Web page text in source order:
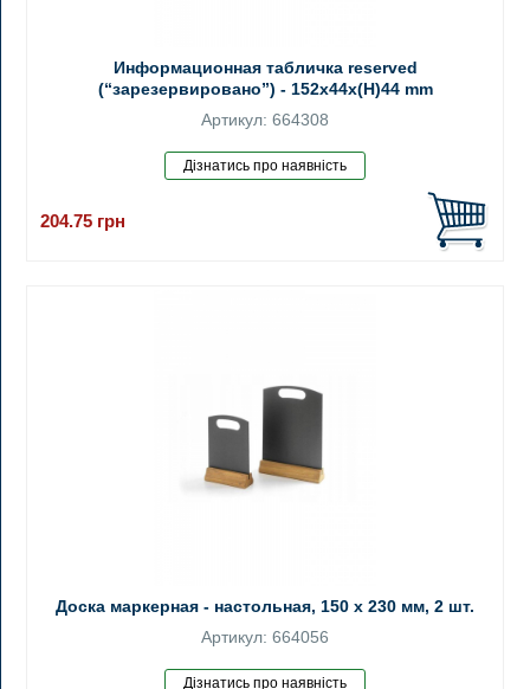
Информационная табличка reserved
(“зарезервировано”) - 152x44x(H)44 mm
Артикул: 664308
204.75 грн
Доска маркерная - настольная, 150 x 230 мм, 2 шт.
Артикул: 664056